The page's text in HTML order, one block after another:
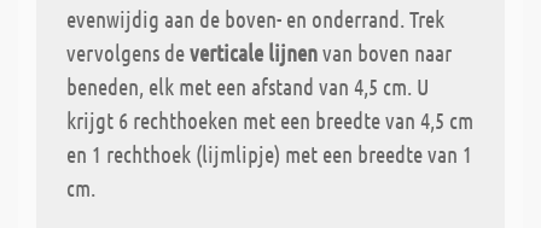
evenwijdig aan de boven- en onderrand. Trek
vervolgens deverticale lijnenvan boven naar
beneden, elk met een afstand van 4,5 cm. U
krijgt 6 rechthoeken met een breedte van 4,5 cm
en 1 rechthoek (lijmlipje) met een breedte van 1
cm.